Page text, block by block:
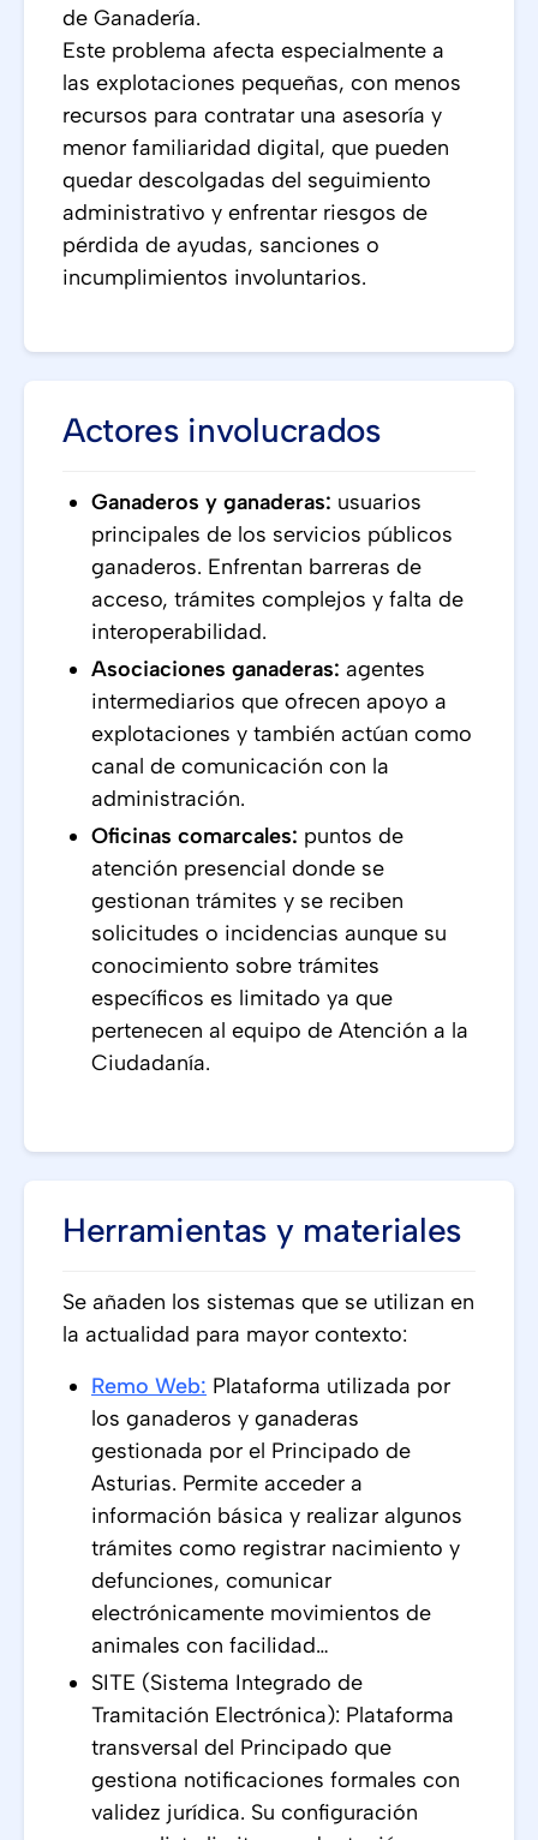
de Ganadería.
Este problema afecta especialmente a
las explotaciones pequeñas, con menos
recursos para contratar una asesoría y
menor familiaridad digital, que pueden
quedar descolgadas del seguimiento
administrativo y enfrentar riesgos de
pérdida de ayudas, sanciones o
incumplimientos involuntarios.
Actores involucrados
Ganaderos y ganaderas: usuarios
principales de los servicios públicos
ganaderos. Enfrentan barreras de
acceso, trámites complejos y falta de
interoperabilidad.
Asociaciones ganaderas: agentes
intermediarios que ofrecen apoyo a
explotaciones y también actúan como
canal de comunicación con la
administración.
Oficinas comarcales: puntos de
atención presencial donde se
gestionan trámites y se reciben
solicitudes o incidencias aunque su
conocimiento sobre trámites
específicos es limitado ya que
pertenecen al equipo de Atención a la
Ciudadanía.
Herramientas y materiales
Se añaden los sistemas que se utilizan en
la actualidad para mayor contexto:
Remo Web: Plataforma utilizada por
los ganaderos y ganaderas
gestionada por el Principado de
Asturias. Permite acceder a
información básica y realizar algunos
trámites como registrar nacimiento y
defunciones, comunicar
electrónicamente movimientos de
animales con facilidad…
SITE (Sistema Integrado de
Tramitación Electrónica): Plataforma
transversal del Principado que
gestiona notificaciones formales con
validez jurídica. Su configuración